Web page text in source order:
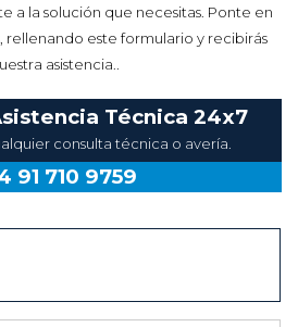
a la solución que necesitas. Ponte en
rellenando este formulario y recibirás
asistencia..
Técnica 24x7
consulta técnica o avería.
91 710 9759